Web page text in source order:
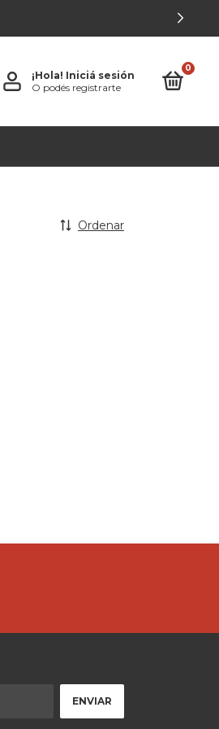
¡Hola! Iniciá sesión
O podés registrarte
0
Ordenar